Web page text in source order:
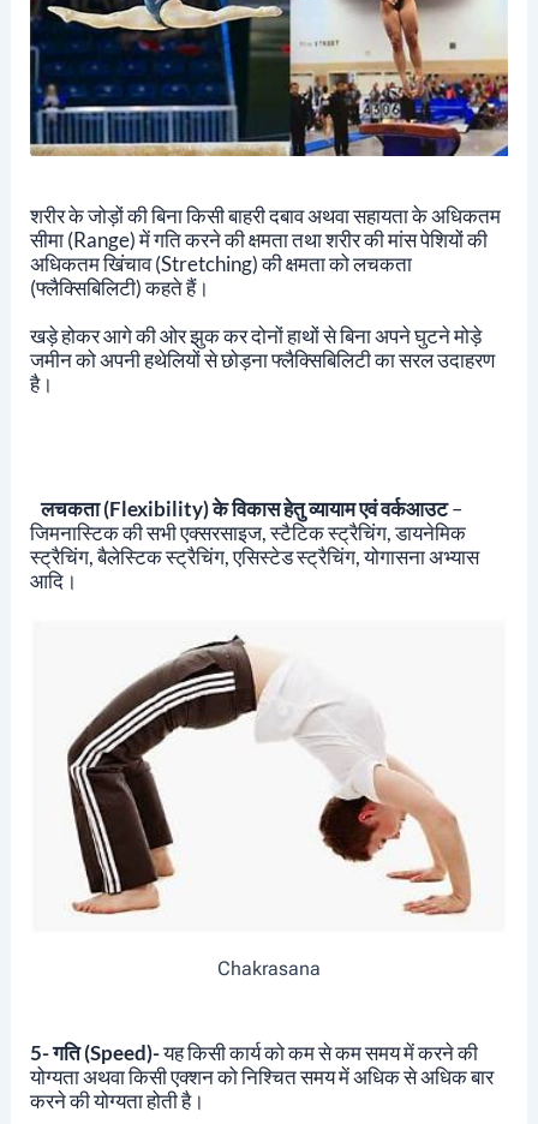
शरीर के जोड़ों की बिना किसी बाहरी दबाव अथवा सहायता के अधिकतम
सीमा (range) में गति करने की क्षमता तथा शरीर की मांस पेशियों की
अधिकतम खिंचाव (stretching) की क्षमता को लचकता
(फ्लैक्सिबिलिटी) कहते हैं।
खड़े होकर आगे की ओर झुक कर दोनों हाथों से बिना अपने घुटने मोड़े
जमीन को अपनी हथेलियों से छोड़ना फ्लैक्सिबिलिटी का सरल उदाहरण
है।
लचकता (flexibility) के विकास हेतु व्यायाम एवं वर्कआउट–
जिमनास्टिक की सभी एक्सरसाइज, स्टैटिक स्ट्रैचिंग, डायनेमिक
स्ट्रैचिंग, बैलेस्टिक स्ट्रैचिंग, एसिस्टेड स्ट्रैचिंग, योगासना अभ्यास
आदि।
Chakrasana
5- गति (Speed)-यह किसी कार्य को कम से कम समय में करने की
योग्यता अथवा किसी एक्शन को निश्चित समय में अधिक से अधिक बार
करने की योग्यता होती है।